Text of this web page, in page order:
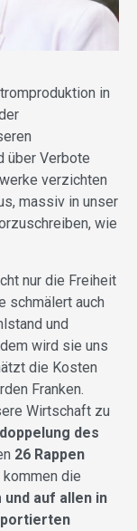
in
über Verbote
verzichten
massiv in unser
wie
nur die Freiheit
schmälert auch
und
wird sie uns
die Kosten
Franken.
Wirtschaft zu
des
26 Rappen
die
auf allen in